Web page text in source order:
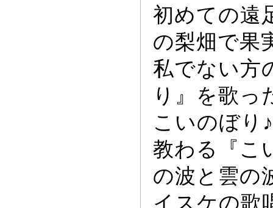
初めての遠
の梨畑で果
私でない方
り』を歌 っ
こいのぼり
教わる『こ
の波と雲の
イスケの歌